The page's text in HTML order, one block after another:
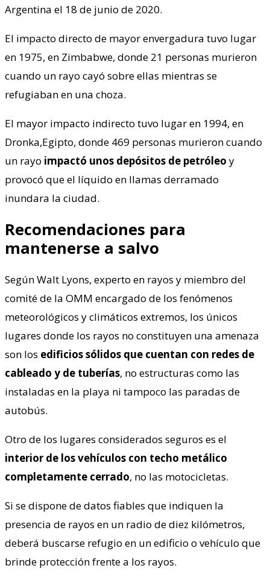
Argentina el 18 de junio de 2020.
El impacto directo de mayor envergadura tuvo lugar
en 1975, en Zimbabwe, donde 21 personas murieron
cuando un rayo cayó sobre ellas mientras se
refugiaban en una choza.
El mayor impacto indirecto tuvo lugar en 1994, en
Dronka,Egipto, donde 469 personas murieron cuando
un rayo impactó unos depósitos de petróleo y
provocó que el líquido en llamas derramado
inundara la ciudad.
Recomendaciones para
mantenerse a salvo
Según Walt Lyons, experto en rayos y miembro del
comité de la OMM encargado de los fenómenos
meteorológicos y climáticos extremos, los únicos
lugares donde los rayos no constituyen una amenaza
son los edificios sólidos que cuentan con redes de
cableado y de tuberías, no estructuras como las
instaladas en la playa ni tampoco las paradas de
autobús.
Otro de los lugares considerados seguros es el
interior de los vehículos con techo metálico
completamente cerrado, no las motocicletas.
Si se dispone de datos fiables que indiquen la
presencia de rayos en un radio de diez kilómetros,
deberá buscarse refugio en un edificio o vehículo que
brinde protección frente a los rayos.